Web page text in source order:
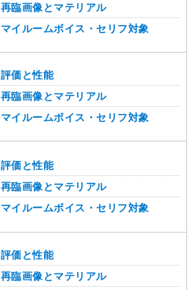
再臨画像とマテリアル
マイルームボイス・セリフ対象
評価と性能
再臨画像とマテリアル
マイルームボイス・セリフ対象
評価と性能
再臨画像とマテリアル
マイルームボイス・セリフ対象
評価と性能
再臨画像とマテリアル